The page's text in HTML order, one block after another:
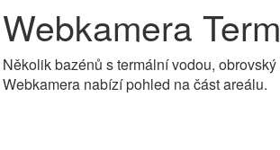
Webkamera
Několik bazénů s termální vodou,
Webkamera nabízí pohled na část areálu.